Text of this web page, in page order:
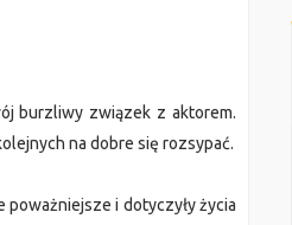
burzliwy związek z aktorem.
na dobre się rozsypać.
poważniejsze i dotyczyły życia